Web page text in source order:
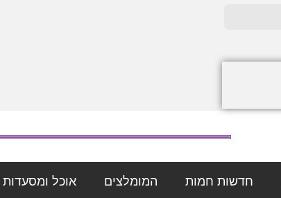
חדשות חמות המומלצים אוכל ומסעדות